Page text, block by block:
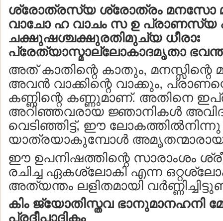
ശ്രോത്രസ്യ ശ്രോത്രം മനസോ
വാചോ ഹ വാചം സ ഉ പ്രാണസ്യ
ചക്ഷുഷശ്ചക്ഷുരതിമുച്യ ധീരാഃ
പ്രേത്യാസ്മാല്ലോകാദമൃതാ
അത് കാതിന്റെ കാതും,
അവന്‍ വാക്കിന്റെ വാക്കും,
കണ്ണിന്റെ കണ്ണുമാണ്. അതിനെ
അറിഞ്ഞവരായ ജ്ഞാനികള്‍
വെടിഞ്ഞിട്ട്, ഈ ലോകത്തില്‍നിന്നു
യാത്രയാകുമ്പോള്‍
ഈ ഉപനിഷത്തിന്റെ സാരാംശം
രചിച്ച ഏകശ്ലോകി എന്ന
അത്യന്തം ലളിതമായി
കിം ജ്യോതിസ്തവ ഭാനുമാനഹനി
പ്രദീപാദികം